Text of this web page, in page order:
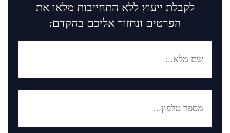
לקבלת ייעוץ ללא התחייבות מלאו את
הפרטים ונחזור אליכם בהקדם: